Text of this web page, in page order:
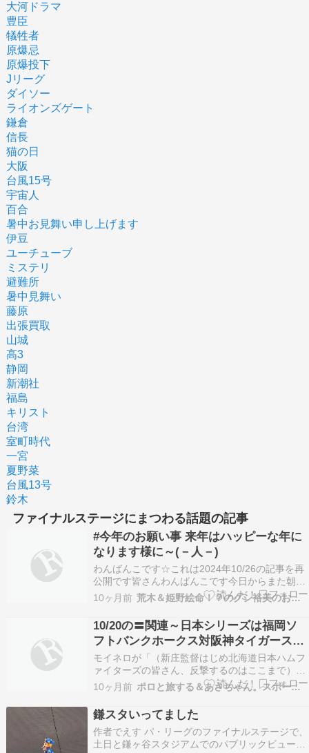
大河ドラマ
豊臣
犠牲者
原爆忌
原爆投下
Jリーグ
ダイソー
ライオンズゲート
鎌倉
信長
猫の日
大阪
台風15号
宇宙人
百合
暑中お見舞い申し上げます
伊豆
ユーチューブ
ミステリ
避難所
暑中見舞い
藤原
出張買取
山城
高3
静岡
新潮社
福島
キリスト
台湾
室町時代
一宮
夏野菜
台風13号
鈴木
ファイナルステージにまつわる話題の記事
#今年のお願い事 来年はハッピーな年に
なります様に～(－人－)
わんばんこです☆これは2024年10/26の記事を再
公開です皆さんわんばんこです今日からまた朝9
時から17時までの延長勤務3連勤の始まりだよ(一
週間って本当に早いよ) さて今度はこんなブログ
ネタです『今年のお願い事』ですが... 今年も侵攻
やら紛争やらそして第三次世界大戦の危機…
10ヶ月前 荒木＆姫野絵命！？のグシ裕美のお絵かき攻撃！！
10/20の〓関連～日本シリーズは福岡ソ
フトバンクホークス対阪神タイガースと
なりました他
モイネロが「（新庄監督はじめ北海道日本ハムフ
ァイターズの皆さん、反撃するのはここまで）も
ういいねろ！」と言ったかどうかはしらんけど…
【21日付西部本社版１面】王者の意地を見せた。
ソフトバンクがＣＳファイナルステージ第６戦で
勝利し、２年連続の日本シリーズ進出を決めた。
第１戦から中…
10ヶ月前 ポロと旅する＆あさちゃん。スポーツ３
鎌スタいってました
作者でえす パ・リーグのファイナルステージで、
土日と鎌ヶ谷スタジアムでのパブリックビューイ